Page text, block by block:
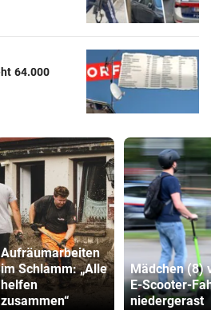
64.000
Aufräumarbeiten
im Schlamm: „Alle
helfen
zusammen“
Mädchen (8)
E-Scooter-
niedergerast